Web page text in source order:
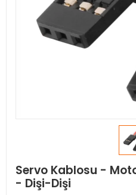
Servo Kablosu -
- Dişi-Dişi